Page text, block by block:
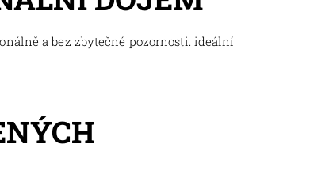
a bez zbytečné pozornosti. ideální